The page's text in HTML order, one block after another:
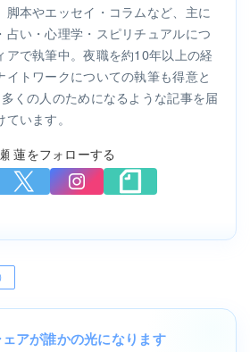
脚本やエッセイ・コラムなど、主に
占い・心理学・スピリチュアルにつ
アで執筆中。夜職を約10年以上の経
トワークについての執筆も得意と
くの人のためになるような記事を届
います。
蓮をフォローする
アが誰かの光になります